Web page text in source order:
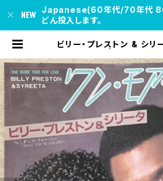
Japanese(60年代/70年代 80
どん投入します。
ビリー・プレストン & シリ
rds